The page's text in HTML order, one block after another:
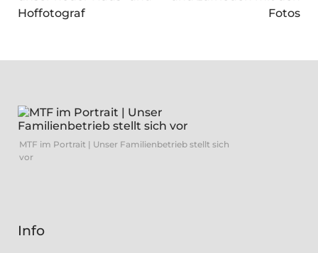
Hoffotograf
Fotos
MTF im Portrait | Unser Familienbetrieb stellt sich
vor
Info